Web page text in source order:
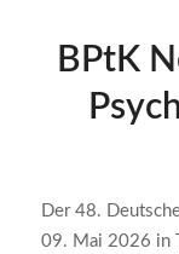
BPtK
Der 48.
09. Mai 2026 in